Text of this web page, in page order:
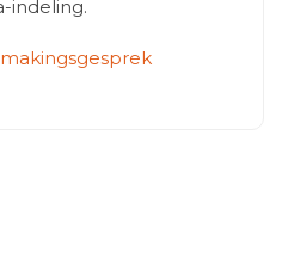
indeling.